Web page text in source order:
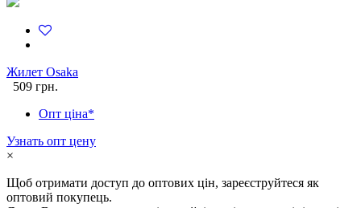
Жилет Osaka
509 грн.
Опт ціна*
Узнать опт цену
×
Щоб отримати доступ до оптових цін, зареєструйтеся як
оптовий покупець.